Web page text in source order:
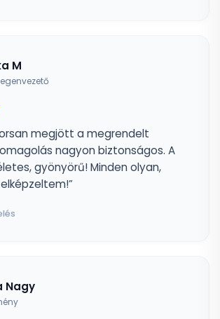
M
megjött a megrendelt
nagyon biztonságos. A
gyönyörű! Minden olyan,
Nagy